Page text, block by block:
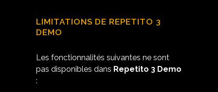
LIMITATIONS DE REPETITO 3
DEMO
Les fonctionnalités suivantes ne sont
pas disponibles dans Repetito 3 Demo
: